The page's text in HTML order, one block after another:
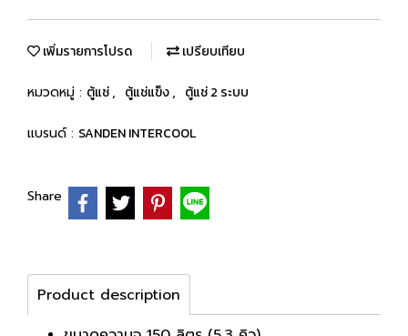
เพิ่มรายการโปรด เปรียบเทียบ
หมวดหมู่ : ตู้แช่, ตู้แช่แข็ง, ตู้แช่ 2 ระบบ
แบรนด์ : SANDEN INTERCOOL
Share
Product description